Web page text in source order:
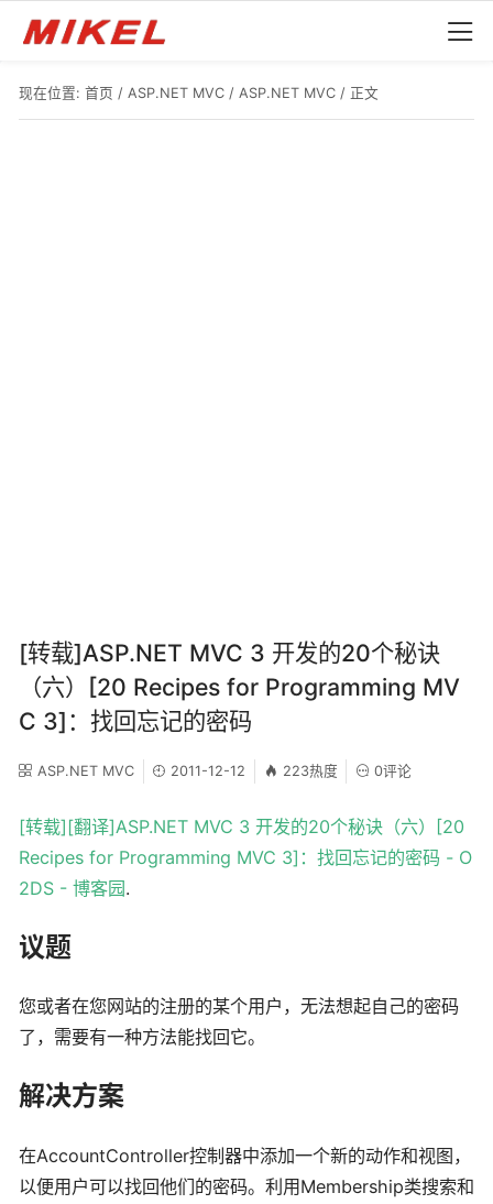
现在位置: 首页 / ASP.NET MVC / ASP.NET MVC / 正文
[转载]ASP.NET MVC 3 开发的20个秘诀
（六）[20 Recipes for Programming MV
C 3]：找回忘记的密码
ASP.NET MVC 2011-12-12 223热度 0评论
[转载][翻译]ASP.NET MVC 3 开发的20个秘诀（六）[20
Recipes for Programming MVC 3]：找回忘记的密码 - O
2DS - 博客园.
议题
您或者在您网站的注册的某个用户，无法想起自己的密码
了，需要有一种方法能找回它。
解决方案
在AccountController控制器中添加一个新的动作和视图，
以便用户可以找回他们的密码。利用Membership类搜索和